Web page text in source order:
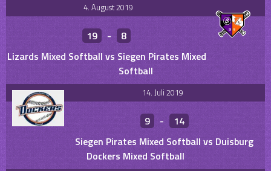
4. August 2019
19 -
8
Lizards Mixed Softball vs Siegen Pirates Mixed
Softball
14. Juli 2019
9 -
14
Siegen Pirates Mixed Softball vs Duisburg
Dockers Mixed Softball